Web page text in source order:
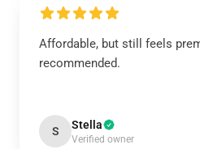
Affordable, but still feels
recommended.
S Stella
Verified owner